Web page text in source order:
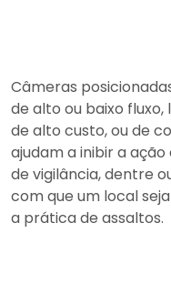
Câmeras
de alto ou baixo
de alto custo, ou de
ajudam a inibir a
de vigilância, dentre
com que um local
a prática de assaltos.